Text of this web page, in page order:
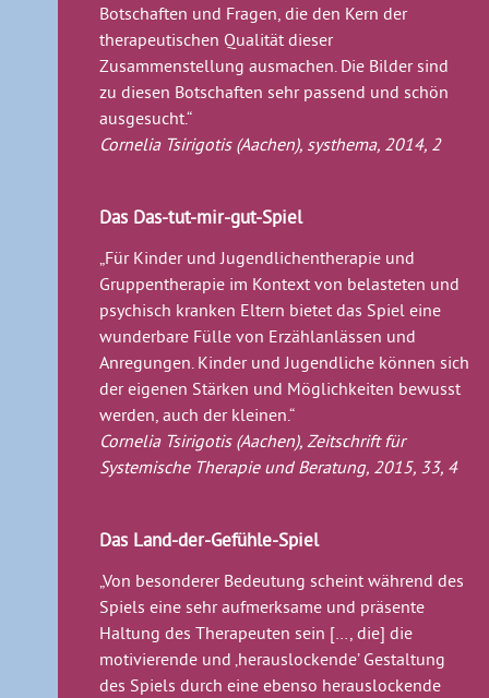
Botschaften und Fragen, die den Kern der
therapeutischen Qualität dieser
Zusammenstellung ausmachen. Die Bilder sind
zu diesen Botschaften sehr passend und schön
ausgesucht.“
Cornelia Tsirigotis (Aachen), systhema, 2014, 2
Das Das-tut-mir-gut-Spiel
„Für Kinder und Jugendlichentherapie und
Gruppentherapie im Kontext von belasteten und
psychisch kranken Eltern bietet das Spiel eine
wunderbare Fülle von Erzählanlässen und
Anregungen. Kinder und Jugendliche können sich
der eigenen Stärken und Möglichkeiten bewusst
werden, auch der kleinen.“
Cornelia Tsirigotis (Aachen), Zeitschrift für
Systemische Therapie und Beratung, 2015, 33, 4
Das Land-der-Gefühle-Spiel
„Von besonderer Bedeutung scheint während des
Spiels eine sehr aufmerksame und präsente
Haltung des Therapeuten sein […, die] die
motivierende und ‚herauslockende’ Gestaltung
des Spiels durch eine ebenso herauslockende